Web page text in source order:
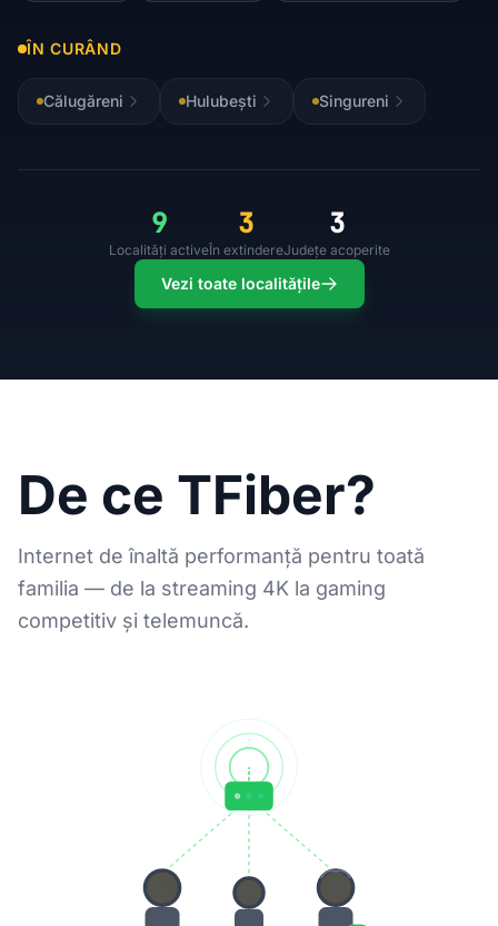
ÎN CURÂND
Călugăreni Hulubești Singureni
9
Localități active
3
În extindere
3
Județe acoperite
Vezi toate localitățile
De ce TFiber?
Internet de înaltă performanță pentru toată
familia — de la streaming 4K la gaming
competitiv și telemuncă.